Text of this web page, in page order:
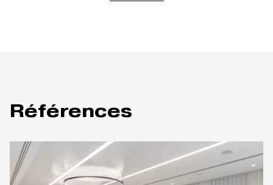
Références